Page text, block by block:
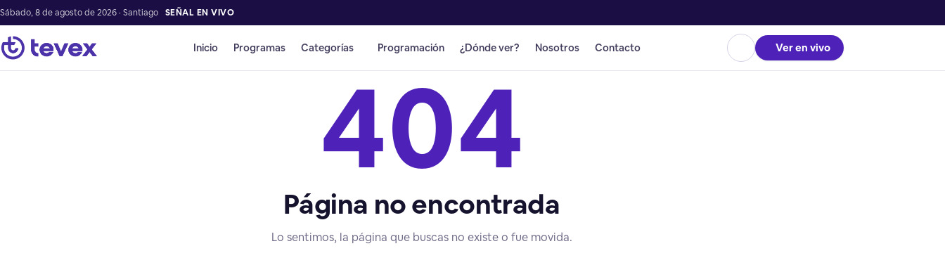
Sábado, 8 de agosto de 2026 · Santiago SEÑAL EN VIVO
Inicio Programas Categorías Programación ¿Dónde ver? Nosotros Contacto Ver en vivo
404
Página no encontrada
Lo sentimos, la página que buscas no existe o fue movida.